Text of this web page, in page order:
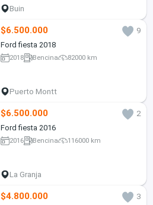
Buin
$6.500.000
9
Ford fiesta 2018
2018 Bencina 82000 km
Puerto Montt
$6.500.000
2
Ford fiesta 2016
2016 Bencina 116000 km
La Granja
$4.800.000
3